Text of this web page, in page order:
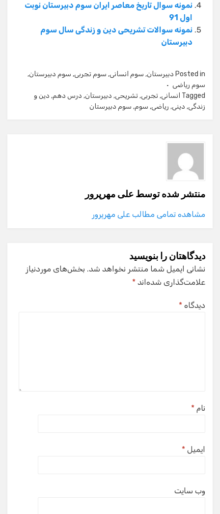
نمونه سوال تاریخ معاصر ایران سوم دبیرستان نوبت
اول 91
نمونه سوالات تشریحی دین و زندگی سال سوم
دبیرستان
Posted in دبیرستان, سوم انسانی, سوم تجربی, سوم دبیرستان,
سوم ریاضی
Tagged انسانی, تجربی, تشریحی, دبیرستان, درس دهم, دین و
زندگی, دینی, ریاضی, سوم, سوم دبیرستان
منتشر شده توسطعلی مهرپرور
مشاهده تمامی مطالب علی مهرپرور
دیدگاهتان را بنویسید
نشانی ایمیل شما منتشر نخواهد شد. بخش‌های موردنیاز
علامت‌گذاری شده‌اند *
دیدگاه *
نام *
ایمیل *
وب‌ سایت